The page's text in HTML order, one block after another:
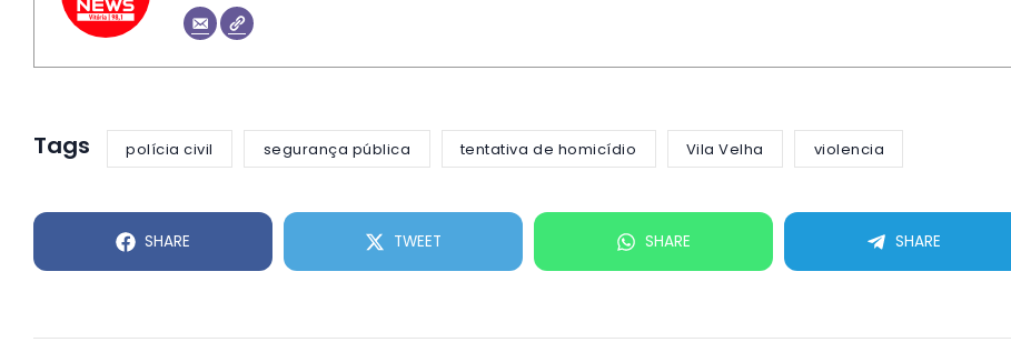
Tags polícia civil segurança pública tentativa de homicídio Vila Velha violencia
SHARE TWEET SHARE SHARE